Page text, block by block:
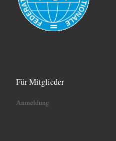
Für Mitglieder
Anmeldung